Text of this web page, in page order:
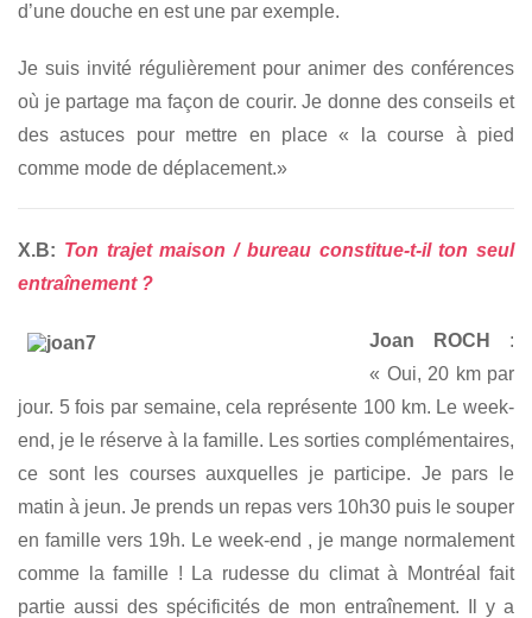
d’une douche en est une par exemple.
Je suis invité régulièrement pour animer des conférences
où je partage ma façon de courir. Je donne des conseils et
des astuces pour mettre en place « la course à pied
comme mode de déplacement.»
X.B: Ton trajet maison / bureau constitue-t-il ton seul
entraînement ?
Joan ROCH :
« Oui, 20 km par
jour. 5 fois par semaine, cela représente 100 km. Le week-
end, je le réserve à la famille. Les sorties complémentaires,
ce sont les courses auxquelles je participe. Je pars le
matin à jeun. Je prends un repas vers 10h30 puis le souper
en famille vers 19h. Le week-end , je mange normalement
comme la famille ! La rudesse du climat à Montréal fait
partie aussi des spécificités de mon entraînement. Il y a